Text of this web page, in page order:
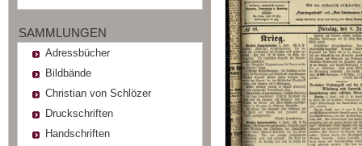
SAMMLUNGEN
Adressbücher
Bildbände
Christian von Schlözer
Druckschriften
Handschriften